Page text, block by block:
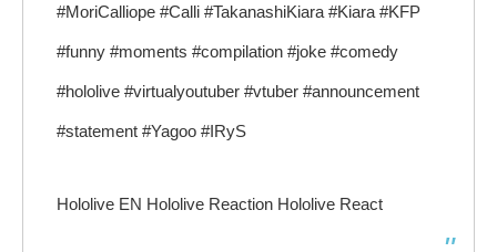
#MoriCalliope #Calli #TakanashiKiara #Kiara #KFP
#funny #moments #compilation #joke #comedy
#hololive #virtualyoutuber #vtuber #announcement
#statement #Yagoo #IRyS
Hololive EN Hololive Reaction Hololive React